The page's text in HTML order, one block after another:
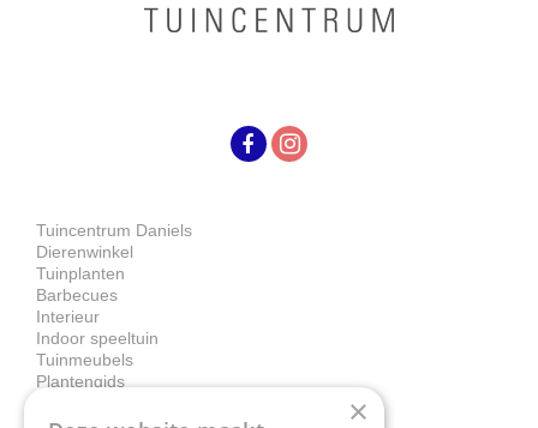
Tuincentrum Daniels
Dierenwinkel
Tuinplanten
Barbecues
Interieur
Indoor speeltuin
Tuinmeubels
Plantengids
×